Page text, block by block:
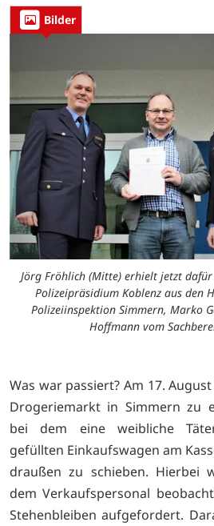
Bilder
Jörg Fröhlich (Mitte) erhielt jetzt dafür
Polizeipräsidium Koblenz aus den
Polizeiinspektion Simmern, Marko
Hoffmann vom
Was war passiert? Am 17.
Drogeriemarkt in Simmern zu
bei dem eine weibliche
gefüllten Einkaufswagen am
draußen zu schieben. Hierbei
dem Verkaufspersonal
Stehenbleiben aufgefordert.